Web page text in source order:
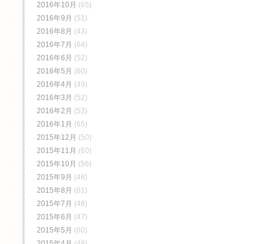
2016年10月 (65)
2016年9月 (51)
2016年8月 (43)
2016年7月 (64)
2016年6月 (52)
2016年5月 (60)
2016年4月 (49)
2016年3月 (52)
2016年2月 (53)
2016年1月 (65)
2015年12月 (50)
2015年11月 (60)
2015年10月 (56)
2015年9月 (48)
2015年8月 (61)
2015年7月 (48)
2015年6月 (47)
2015年5月 (60)